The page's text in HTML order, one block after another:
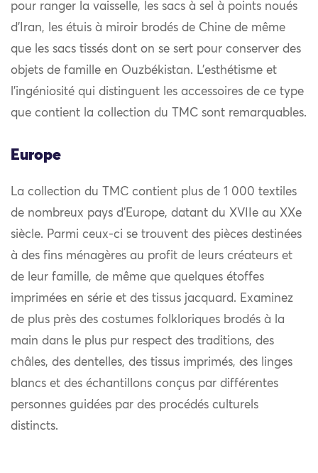
pour ranger la vaisselle, les sacs à sel à points noués
d’Iran, les étuis à miroir brodés de Chine de même
que les sacs tissés dont on se sert pour conserver des
objets de famille en Ouzbékistan. L’esthétisme et
l’ingéniosité qui distinguent les accessoires de ce type
que contient la collection du TMC sont remarquables.
Europe
La collection du TMC contient plus de 1 000 textiles
de nombreux pays d’Europe, datant du XVIIe au XXe
siècle. Parmi ceux-ci se trouvent des pièces destinées
à des fins ménagères au profit de leurs créateurs et
de leur famille, de même que quelques étoffes
imprimées en série et des tissus jacquard. Examinez
de plus près des costumes folkloriques brodés à la
main dans le plus pur respect des traditions, des
châles, des dentelles, des tissus imprimés, des linges
blancs et des échantillons conçus par différentes
personnes guidées par des procédés culturels
distincts.